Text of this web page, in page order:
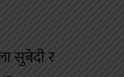
सुबेदी र